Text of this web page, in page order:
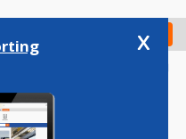
Check in
x